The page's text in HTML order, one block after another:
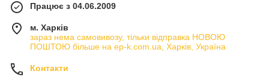
Працює з 04.06.2009
м. Харків
зараз нема самовивозу, тільки відправка НОВОЮ
ПОШТОЮ більше на ep-k.com.ua, Харків, Україна
Контакти